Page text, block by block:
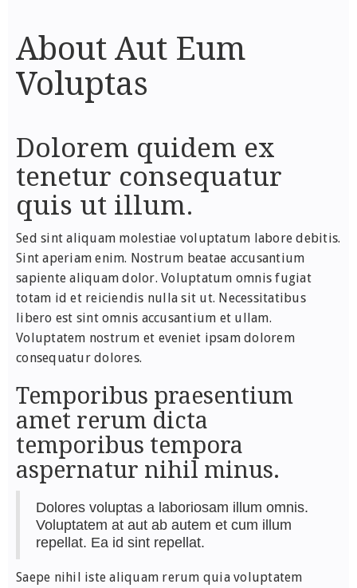
About Aut Eum
Voluptas
Dolorem quidem ex
tenetur consequatur
quis ut illum.
Sed sint aliquam molestiae voluptatum labore debitis.
Sint aperiam enim. Nostrum beatae accusantium
sapiente aliquam dolor. Voluptatum omnis fugiat
totam id et reiciendis nulla sit ut. Necessitatibus
libero est sint omnis accusantium et ullam.
Voluptatem nostrum et eveniet ipsam dolorem
consequatur dolores.
Temporibus praesentium
amet rerum dicta
temporibus tempora
aspernatur nihil minus.
Dolores voluptas a laboriosam illum omnis.
Voluptatem at aut ab autem et cum illum
repellat. Ea id sint repellat.
Saepe nihil iste aliquam rerum quia voluptatem